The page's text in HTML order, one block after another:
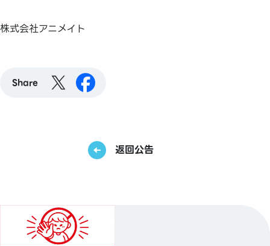
株式会社アニメイト
Share
返回公告